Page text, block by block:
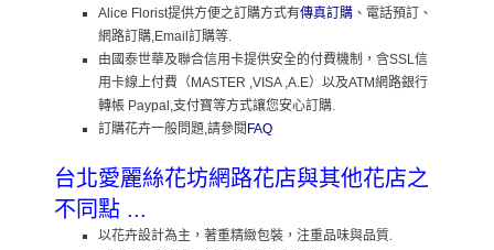
Alice Florist提供方便之訂購方式有傳真訂購 、電話預訂、
網路訂購,Email訂購等.
由國泰世華及聯合信用卡提供安全的付費機制，含SSL信
用卡線上付費（MASTER ,VISA ,A.E）以及ATM網路銀行
轉帳 Paypal,支付寶等方式讓您安心訂購.
訂購花卉一般問題,請參閱 FAQ
台北愛麗絲花坊網路花店與其他花店之
不同點 ...
以花卉設計為主，著重精緻包裝，注重品味與品質.